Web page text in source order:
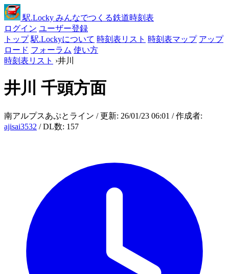
駅.Locky みんなでつくる鉄道時刻表
ログイン ユーザー登録
トップ 駅.Lockyについて 時刻表リスト 時刻表マップ アップ
ロード フォーラム 使い方
時刻表リスト ›井川
井川 千頭方面
南アルプスあぷとライン / 更新: 26/01/23 06:01 / 作成者:
ajisai3532 / DL数: 157